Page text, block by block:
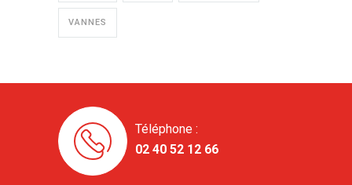
VANNES
Téléphone :
02 40 52 12 66